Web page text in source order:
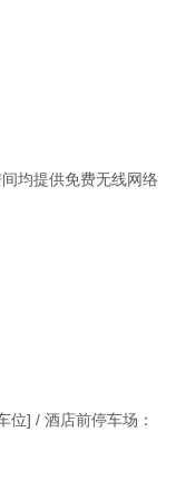
均提供免费无线网络
位] / 酒店前停车场：